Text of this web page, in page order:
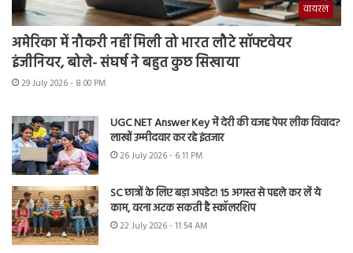
वायरल
अमेरिका में नौकरी नहीं मिली तो भारत लौटे सॉफ्टवेयर
इंजीनियर, बोले- संघर्ष ने बहुत कुछ सिखाया
29 July 2026 - 8:00 PM
UGC NET Answer Key में देरी की वजह पेपर लीक विवाद?
लाखों उम्मीदवार कर रहे इंतजार
26 July 2026 - 6:11 PM
SC छात्रों के लिए बड़ा अपडेट! 15 अगस्त से पहले कर लें ये
काम, वरना अटक सकती है स्कॉलरशिप
22 July 2026 - 11:54 AM